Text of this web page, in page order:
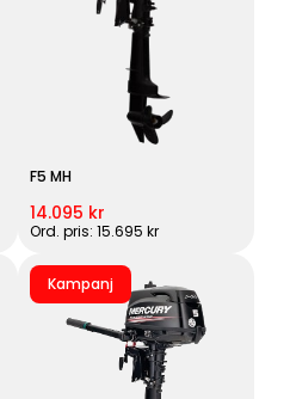
F5 MH
14.095 kr
Ord. pris: 15.695 kr
Kampanj